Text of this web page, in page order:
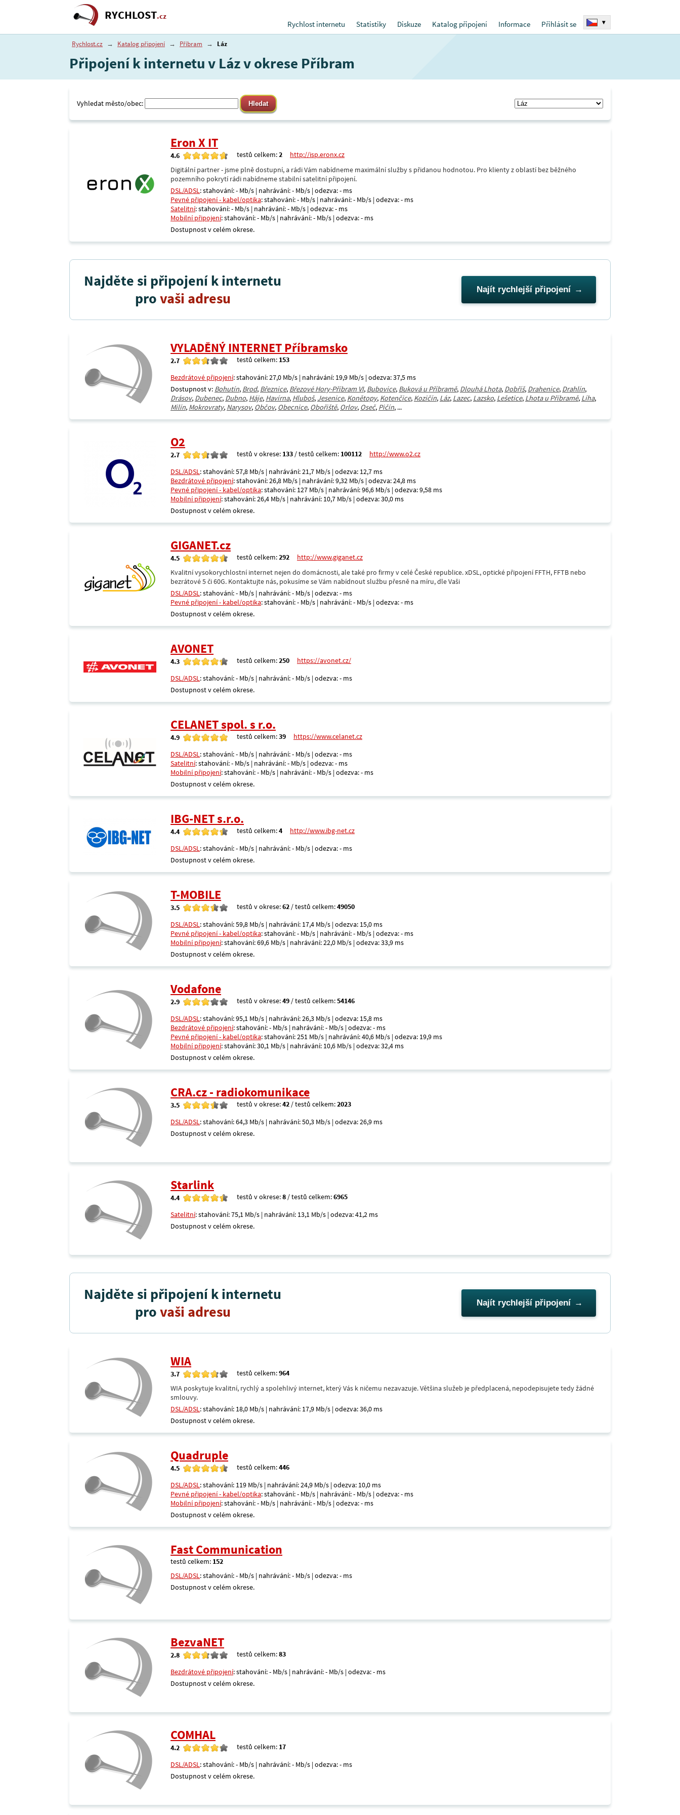
RYCHLOST.cz
Rychlost internetu
Statistiky Diskuze Katalog připojení Informace Přihlásit se ▾
Rychlost.cz → Katalog připojení → Příbram → Láz
Připojení k internetu v Láz v okrese Příbram
Vyhledat město/obec:
Eron X IT
4.6 testů celkem:2
http://isp.eronx.cz
Digitální partner - jsme plně dostupní, a rádi Vám nabídneme maximální služby s přidanou hodnotou. Pro klienty z oblastí bez běžného
pozemního pokrytí rádi nabídneme stabilní satelitní připojení.
DSL/ADSL: stahování: - Mb/s | nahrávání: - Mb/s | odezva: - ms
Pevné připojení - kabel/optika: stahování: - Mb/s | nahrávání: - Mb/s | odezva: - ms
Satelitní: stahování: - Mb/s | nahrávání: - Mb/s | odezva: - ms
Mobilní připojení: stahování: - Mb/s | nahrávání: - Mb/s | odezva: - ms
Dostupnost v celém okrese.
Najděte si připojení k internetu
provaši adresu Najít rychlejší připojení
VYLADĚNÝ INTERNET Příbramsko
2.7 testů celkem: 153
Bezdrátové připojení: stahování: 27,0 Mb/s | nahrávání: 19,9 Mb/s | odezva: 37,5 ms
Dostupnost v: Bohutín, Brod, Březnice, Březové Hory-Příbram VI, Bubovice, Buková u Příbramě, Dlouhá Lhota, Dobříš, Drahenice, Drahlín,
Drásov, Dubenec, Dubno, Háje, Havírna, Hluboš, Jesenice, Konětopy, Kotenčice, Kozičín, Láz, Lazec, Lazsko, Lešetice, Lhota u Příbramě, Líha,
Milín, Mokrovraty, Narysov, Občov, Obecnice, Obořiště, Orlov, Oseč, Pičín, ...
O2
2.7 testů v okrese: 133 / testů celkem: 100112
http://www.o2.cz
DSL/ADSL: stahování: 57,8 Mb/s | nahrávání: 21,7 Mb/s | odezva: 12,7 ms
Bezdrátové připojení: stahování: 26,8 Mb/s | nahrávání: 9,32 Mb/s | odezva: 24,8 ms
Pevné připojení - kabel/optika: stahování: 127 Mb/s | nahrávání: 96,6 Mb/s | odezva: 9,58 ms
Mobilní připojení: stahování: 26,4 Mb/s | nahrávání: 10,7 Mb/s | odezva: 30,0 ms
Dostupnost v celém okrese.
GIGANET.cz
4.5 testů celkem:292
http://www.giganet.cz
Kvalitní vysokorychlostní internet nejen do domácnosti, ale také pro firmy v celé České republice. xDSL, optické připojení FFTH, FFTB nebo
bezrátové 5 či 60G. Kontaktujte nás, pokusíme se Vám nabídnout službu přesně na míru, dle Vaši
DSL/ADSL: stahování: - Mb/s | nahrávání: - Mb/s | odezva: - ms
Pevné připojení - kabel/optika: stahování: - Mb/s | nahrávání: - Mb/s | odezva: - ms
Dostupnost v celém okrese.
AVONET
4.3 testů celkem:250
https://avonet.cz/
DSL/ADSL: stahování: - Mb/s | nahrávání: - Mb/s | odezva: - ms
Dostupnost v celém okrese.
CELANET spol. s r.o.
4.9 testů celkem:39
https://www.celanet.cz
DSL/ADSL: stahování: - Mb/s | nahrávání: - Mb/s | odezva: - ms
Satelitní: stahování: - Mb/s | nahrávání: - Mb/s | odezva: - ms
Mobilní připojení: stahování: - Mb/s | nahrávání: - Mb/s | odezva: - ms
Dostupnost v celém okrese.
IBG-NET s.r.o.
4.4 testů celkem:4
http://www.ibg-net.cz
DSL/ADSL: stahování: - Mb/s | nahrávání: - Mb/s | odezva: - ms
Dostupnost v celém okrese.
T-MOBILE
3.5 testů v okrese:62 / testů celkem:49050
DSL/ADSL: stahování: 59,8 Mb/s | nahrávání: 17,4 Mb/s | odezva: 15,0 ms
Pevné připojení - kabel/optika: stahování: - Mb/s | nahrávání: - Mb/s | odezva: - ms
Mobilní připojení: stahování: 69,6 Mb/s | nahrávání: 22,0 Mb/s | odezva: 33,9 ms
Dostupnost v celém okrese.
Vodafone
2.9 testů v okrese:49 / testů celkem:54146
DSL/ADSL: stahování: 95,1 Mb/s | nahrávání: 26,3 Mb/s | odezva: 15,8 ms
Bezdrátové připojení: stahování: - Mb/s | nahrávání: - Mb/s | odezva: - ms
Pevné připojení - kabel/optika: stahování: 251 Mb/s | nahrávání: 40,6 Mb/s | odezva: 19,9 ms
Mobilní připojení: stahování: 30,1 Mb/s | nahrávání: 10,6 Mb/s | odezva: 32,4 ms
Dostupnost v celém okrese.
CRA.cz - radiokomunikace
3.5 testů v okrese:42 / testů celkem:2023
DSL/ADSL: stahování: 64,3 Mb/s | nahrávání: 50,3 Mb/s | odezva: 26,9 ms
Dostupnost v celém okrese.
Starlink
4.4 testů v okrese:8 / testů celkem:6965
Satelitní: stahování: 75,1 Mb/s | nahrávání: 13,1 Mb/s | odezva: 41,2 ms
Dostupnost v celém okrese.
Najděte si připojení k internetu
provaši adresu Najít rychlejší připojení
WIA
3.7 testů celkem:964
WIA poskytuje kvalitní, rychlý a spolehlivý internet, který Vás k ničemu nezavazuje. Většina služeb je předplacená, nepodepisujete tedy žádné
smlouvy.
DSL/ADSL: stahování: 18,0 Mb/s | nahrávání: 17,9 Mb/s | odezva: 36,0 ms
Dostupnost v celém okrese.
Quadruple
4.5 testů celkem:446
DSL/ADSL: stahování: 119 Mb/s | nahrávání: 24,9 Mb/s | odezva: 10,0 ms
Pevné připojení - kabel/optika: stahování: - Mb/s | nahrávání: - Mb/s | odezva: - ms
Mobilní připojení: stahování: - Mb/s | nahrávání: - Mb/s | odezva: - ms
Dostupnost v celém okrese.
Fast Communication
testů celkem: 152
DSL/ADSL: stahování: - Mb/s | nahrávání: - Mb/s | odezva: - ms
Dostupnost v celém okrese.
BezvaNET
2.8 testů celkem:83
Bezdrátové připojení: stahování: - Mb/s | nahrávání: - Mb/s | odezva: - ms
Dostupnost v celém okrese.
COMHAL
4.2 testů celkem: 17
DSL/ADSL: stahování: - Mb/s | nahrávání: - Mb/s | odezva: - ms
Dostupnost v celém okrese.